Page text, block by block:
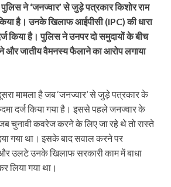
पुलिस ने ‘जनज्वार’ से जुड़े पत्रकार किशोर राम
है। उनके खिलाफ आईपीसी (IPC) की धारा
किया है। पुलिस ने उनपर दो समुदायों के बीच
और जातीय वैमनस्य फैलाने का आरोप लगाया
मामला है जब ‘जनज्वार’ से जुड़े पत्रकार के
दर्ज किया गया है। इससे पहले जनज्वार के
चुनावी कवरेज करने के लिए जा रहे थे तो रास्ते
गया था। इसके बाद सवाल करने पर
उलटे उनके खिलाफ सरकारी काम में बाधा
लिया गया था।